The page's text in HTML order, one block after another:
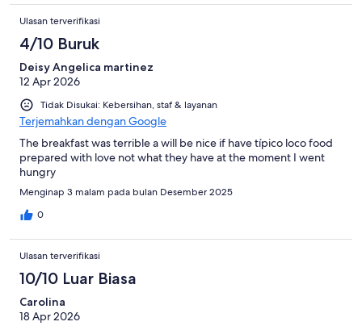
Ulasan terverifikasi
4/10 Buruk
Deisy Angelica martinez
12 Apr 2026
Tidak Disukai: Kebersihan, staf & layanan
Terjemahkan dengan Google
The breakfast was terrible a will be nice if have típico loco food
prepared with love not what they have at the moment I went
hungry
Menginap 3 malam pada bulan Desember 2025
0
Ulasan terverifikasi
10/10 Luar Biasa
Carolina
18 Apr 2026